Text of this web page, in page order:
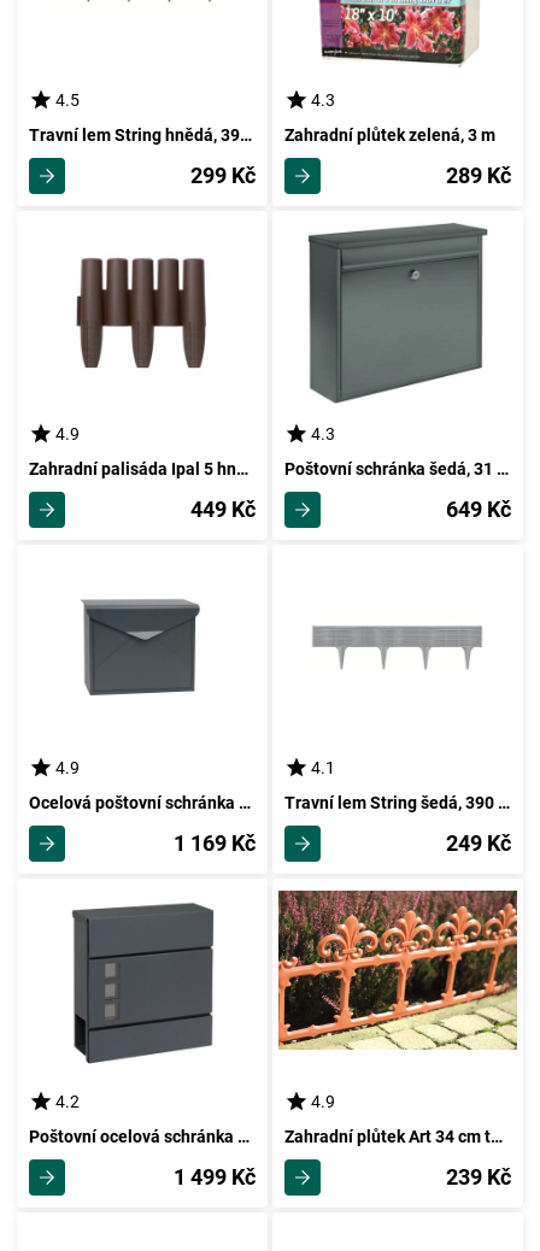
4.5
Travní lem String hnědá, 390 cm
299 Kč
4.3
Zahradní plůtek zelená, 3 m
289 Kč
4.9
Zahradní palisáda Ipal 5 hnědá, 2,7 m
449 Kč
4.3
Poštovní schránka šedá, 31 x 36 x 10 cm
649 Kč
4.9
Ocelová poštovní schránka BK.57.AM
1 169 Kč
4.1
Travní lem String šedá, 390 cm
249 Kč
4.2
Poštovní ocelová schránka s okénky BK.932.G.AM
1 499 Kč
4.9
Zahradní plůtek Art 34 cm terakota
239 Kč